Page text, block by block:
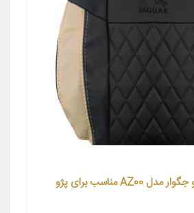
روکش صندلی خودرو جگوار مدل AZ00 مناسب برای پژو